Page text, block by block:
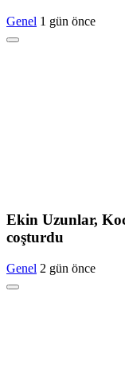
Genel 1 gün önce
Ekin Uzunlar,
coşturdu
Genel 2 gün önce